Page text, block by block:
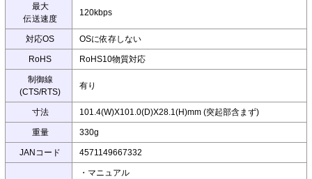
最大
伝送速度
120kbps
対応OS OSに依存しない
RoHS RoHS10物質対応
制御線
(CTS/RTS)
有り
寸法 101.4(W)X101.0(D)X28.1(H)mm (突起部含まず)
重量 330g
JANコード 4571149667332
・マニュアル